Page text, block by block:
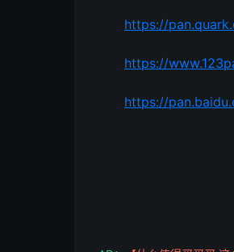
https://
https://
https://